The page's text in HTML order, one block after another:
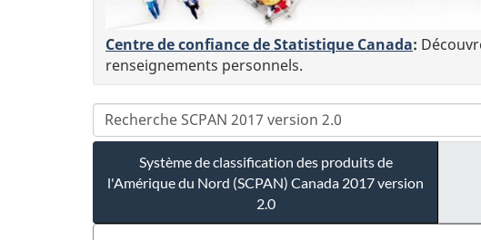
Centre de confiance de Statistique Canada:
renseignements personnels.
Système de classification des produits de
l'Amérique du Nord (SCPAN) Canada 2017 version
2.0